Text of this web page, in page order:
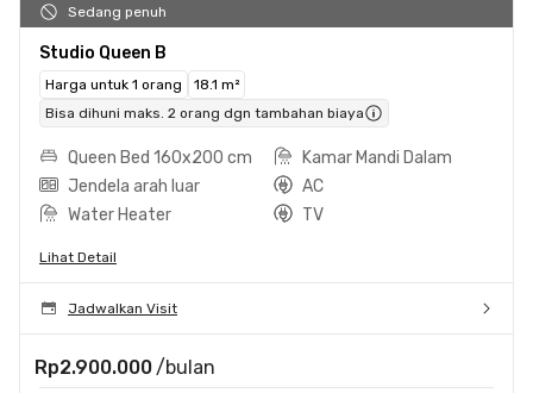
Sedang penuh
Studio Queen B
Harga untuk 1 orang
18.1 m²
Bisa dihuni maks. 2 orang dgn tambahan biaya
Queen Bed 160x200 cm
Kamar Mandi Dalam
Jendela arah luar
AC
Water Heater
TV
Lihat Detail
Jadwalkan Visit
Rp2.900.000 /bulan